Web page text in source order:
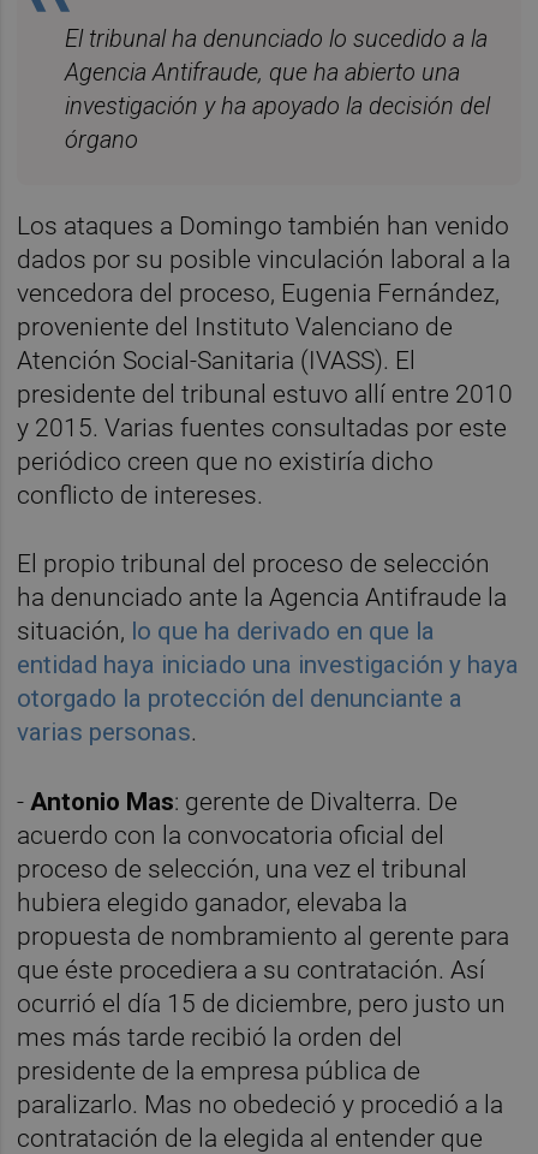
El tribunal ha denunciado lo sucedido a la
Agencia Antifraude, que ha abierto una
investigación y ha apoyado la decisión del
órgano
Los ataques a Domingo también han venido
dados por su posible vinculación laboral a la
vencedora del proceso, Eugenia Fernández,
proveniente del Instituto Valenciano de
Atención Social-Sanitaria (IVASS). El
presidente del tribunal estuvo allí entre 2010
y 2015. Varias fuentes consultadas por este
periódico creen que no existiría dicho
conflicto de intereses.
El propio tribunal del proceso de selección
ha denunciado ante la Agencia Antifraude la
situación, lo que ha derivado en que la
entidad haya iniciado una investigación y haya
otorgado la protección del denunciante a
varias personas.
- Antonio Mas: gerente de Divalterra. De
acuerdo con la convocatoria oficial del
proceso de selección, una vez el tribunal
hubiera elegido ganador, elevaba la
propuesta de nombramiento al gerente para
que éste procediera a su contratación. Así
ocurrió el día 15 de diciembre, pero justo un
mes más tarde recibió la orden del
presidente de la empresa pública de
paralizarlo. Mas no obedeció y procedió a la
contratación de la elegida al entender que